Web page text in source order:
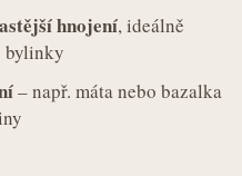
hnojení, ideálně
bylinky
– např. máta nebo bazalka